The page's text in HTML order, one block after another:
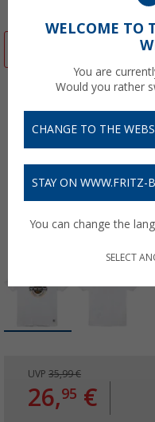
UVP 35,99 €
26,95 €
WELCOME TO
You are
Would you rather
CHANGE TO THE
STAY ON WWW.FRITZ-
You can change the
SELECT